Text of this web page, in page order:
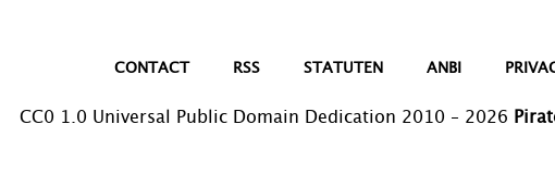
CONTACT RSS STATUTEN ANBI
CC0 1.0 Universal Public Domain Dedication 2010 – 2026